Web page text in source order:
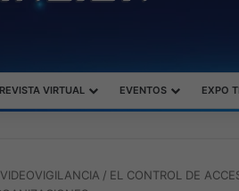
REVISTA VIRTUAL EVENTOS EXPO
/ EL CONTROL DE